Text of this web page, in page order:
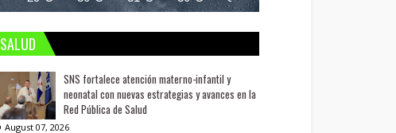
SALUD
SNS fortalece atención materno-infantil y
neonatal con nuevas estrategias y avances en la
Red Pública de Salud
August 07, 2026